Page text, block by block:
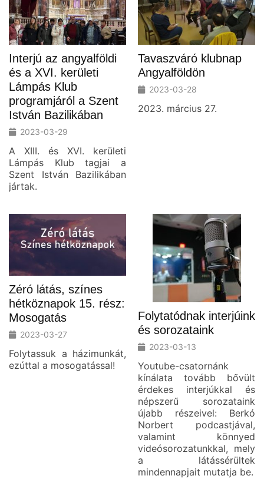
Interjú az angyalföldi
és a XVI. kerületi
Lámpás Klub
programjáról a Szent
István Bazilikában
2023-03-29
A XIII. és XVI. kerületi
Lámpás Klub tagjai a
Szent István Bazilikában
jártak.
Tavaszváró klubnap
Angyalföldön
2023-03-28
2023. március 27.
Zéró látás, színes
hétköznapok 15. rész:
Mosogatás
2023-03-27
Folytassuk a házimunkát,
ezúttal a mosogatással!
Folytatódnak interjúink
és sorozataink
2023-03-13
Youtube-csatornánk
kínálata tovább bővült
érdekes interjúkkal és
népszerű sorozataink
újabb részeivel: Berkó
Norbert podcastjával,
valamint könnyed
videósorozatunkkal, mely
a látássérültek
mindennapjait mutatja be.